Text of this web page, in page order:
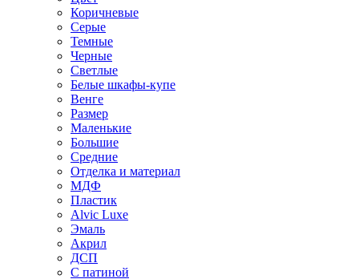
Коричневые
Серые
Темные
Черные
Светлые
Белые шкафы-купе
Венге
Размер
Маленькие
Большие
Средние
Отделка и материал
МДФ
Пластик
Alvic Luxe
Эмаль
Акрил
ДСП
С патиной